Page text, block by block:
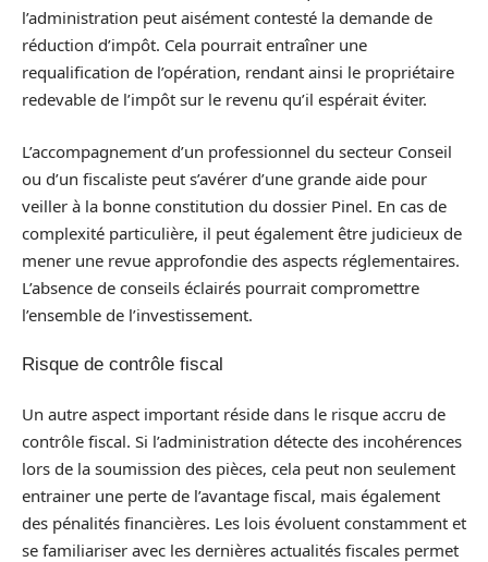
l’administration peut aisément contesté la demande de
réduction d’impôt. Cela pourrait entraîner une
requalification de l’opération, rendant ainsi le propriétaire
redevable de l’impôt sur le revenu qu’il espérait éviter.
L’accompagnement d’un professionnel du secteur Conseil
ou d’un fiscaliste peut s’avérer d’une grande aide pour
veiller à la bonne constitution du dossier Pinel. En cas de
complexité particulière, il peut également être judicieux de
mener une revue approfondie des aspects réglementaires.
L’absence de conseils éclairés pourrait compromettre
l’ensemble de l’investissement.
Risque de contrôle fiscal
Un autre aspect important réside dans le risque accru de
contrôle fiscal. Si l’administration détecte des incohérences
lors de la soumission des pièces, cela peut non seulement
entrainer une perte de l’avantage fiscal, mais également
des pénalités financières. Les lois évoluent constamment et
se familiariser avec les dernières actualités fiscales permet